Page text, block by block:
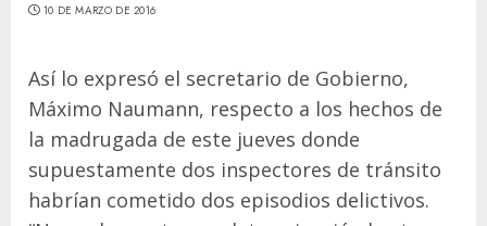
10 DE MARZO DE 2016
Así lo expresó el secretario de Gobierno,
Máximo Naumann, respecto a los hechos de
la madrugada de este jueves donde
supuestamente dos inspectores de tránsito
habrían cometido dos episodios delictivos.